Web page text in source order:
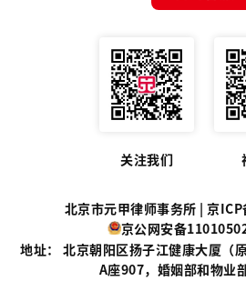
关注我们
北京市元甲律师事务所 |京
京公网安备
地址： 北京朝阳区扬子江健康大厦（
A座907，婚姻部和物业